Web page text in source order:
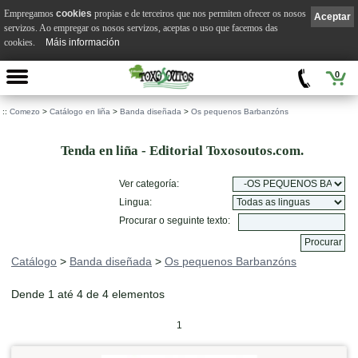
0
:: Comezo > Catálogo en liña > Banda diseñada > Os pequenos Barbanzóns
Tenda en liña - Editorial Toxosoutos.com.
Ver categoría:
Lingua:
Procurar o seguinte texto:
Catálogo > Banda diseñada > Os pequenos Barbanzóns
Dende 1 até 4 de 4 elementos
1
Aceptar
Empregamos cookies propias e de terceiros que nos permiten ofrecer os nosos
servizos. Ao empregar os nosos servizos, aceptas o uso que facemos das
cookies.
Máis información